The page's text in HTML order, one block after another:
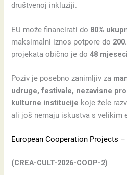
društvenoj inkluziji.
EU može financirati do 80%
maksimalni iznos potpore do
projekata obično je do48 mjeseci
Poziv je posebno zanimljiv za
udruge, festivale, nezavisne
kulturne institucije koje žele
ali još nemaju iskustva s velikim
European Cooperation Projects
(CREA-CULT-2026-COOP-2)